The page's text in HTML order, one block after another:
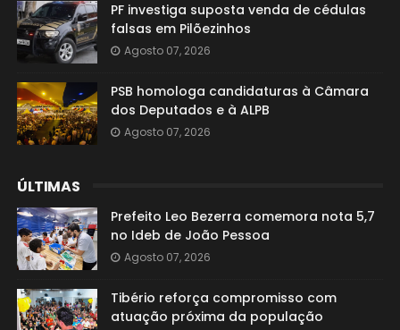
PF investiga suposta venda de cédulas
falsas em Pilõezinhos
Agosto 07, 2026
PSB homologa candidaturas à Câmara
dos Deputados e à ALPB
Agosto 07, 2026
ÚLTIMAS
Prefeito Leo Bezerra comemora nota 5,7
no Ideb de João Pessoa
Agosto 07, 2026
Tibério reforça compromisso com
atuação próxima da população